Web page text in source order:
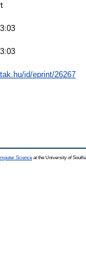
id/eprint/26267
Science at the University of